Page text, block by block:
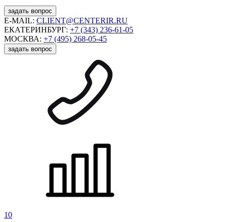
задать вопрос
E-MAIL: CLIENT@CENTERIR.RU
ЕКАТЕРИНБУРГ: +7 (343) 236-61-05
МОСКВА: +7 (495) 268-05-45
задать вопрос
10